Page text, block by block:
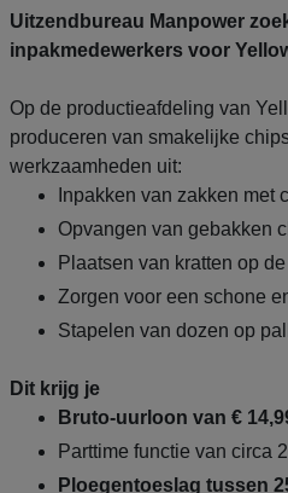
Uitzendbureau Manpower
inpakmedewerkers voor
Op de productieafdeling van
produceren van smakelijke
werkzaamheden uit:
Inpakken van zakken met
Opvangen van gebakken
Plaatsen van kratten op
Zorgen voor een schone
Stapelen van dozen op
Dit krijg je
Bruto-uurloon van €
Parttime functie van circa
Ploegentoeslag tussen